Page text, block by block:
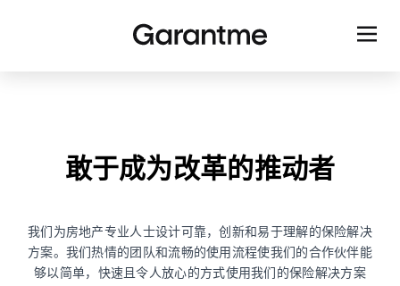
敢于成为改革的推动者
我们为房地产专业人士设计可靠，创新和易于理解的保险解决
方案。我们热情的团队和流畅的使用流程使我们的合作伙伴能
够以简单，快速且令人放心的方式使用我们的保险解决方案